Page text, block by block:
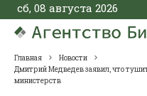
сб, 08 августа 2026
Главная
Новости
Дмитрий Медведев заявил, что
министерств